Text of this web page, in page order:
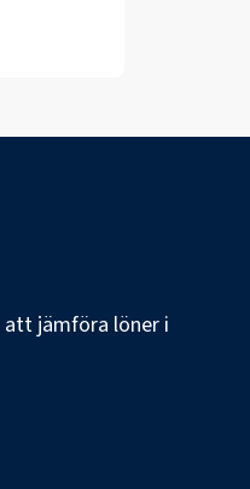
jämföra löner i